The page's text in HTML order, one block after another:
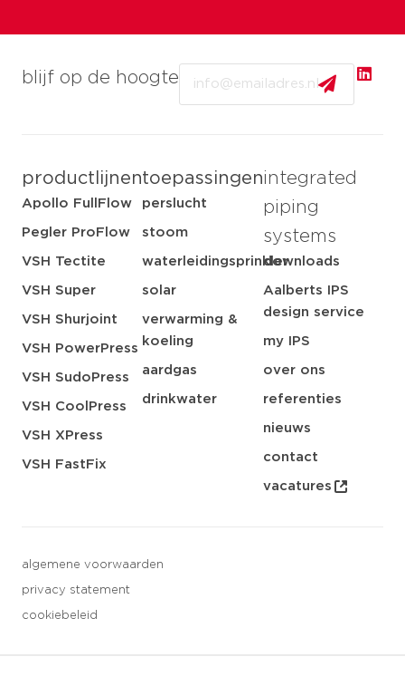
blijf op de hoogte
productlijnen
Apollo FullFlow
Pegler ProFlow
VSH Tectite
VSH Super
VSH Shurjoint
VSH PowerPress
VSH SudoPress
VSH CoolPress
VSH XPress
VSH FastFix
toepassingen
perslucht
stoom
waterleidingsprinkler
solar
verwarming &
koeling
aardgas
drinkwater
integrated
piping
systems
downloads
Aalberts IPS
design service
my IPS
over ons
referenties
nieuws
contact
vacatures
algemene voorwaarden
privacy statement
cookiebeleid